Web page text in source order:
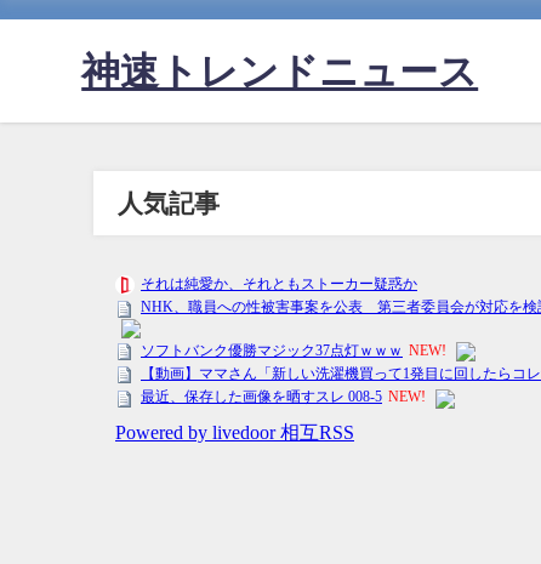
神速トレンドニュース
人気記事